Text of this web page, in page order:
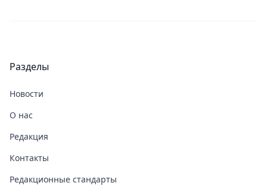
Разделы
Новости
О нас
Редакция
Контакты
Редакционные стандарты